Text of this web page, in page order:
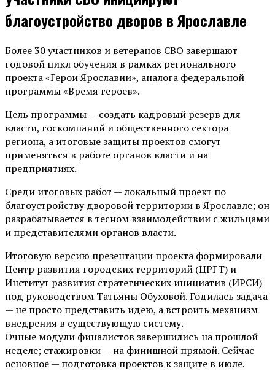
благоустройство дворов в Ярославле
Более 30 участников и ветеранов СВО завершают
годовой цикл обучения в рамках регионального
проекта «Герои Ярославии», аналога федеральной
программы «Время героев».
Цель программы — создать кадровый резерв для
власти, госкомпаний и общественного сектора
региона, а итоговые защиты проектов смогут
применяться в работе органов власти и на
предприятиях.
Среди итоговых работ — локальный проект по
благоустройству дворовой территории в Ярославле; он
разрабатывается в тесном взаимодействии с жильцами
и представителями органов власти.
Итоговую версию презентации проекта формировали
Центр развития городских территорий (ЦРГТ) и
Институт развития стратегических инициатив (ИРСИ)
под руководством Татьяны Обуховой. Годилась задача
— не просто представить идею, а встроить механизм
внедрения в существующую систему.
Очные модули финалистов завершились на прошлой
неделе; стажировки — на финишной прямой. Сейчас
основное — подготовка проектов к защите в июле.